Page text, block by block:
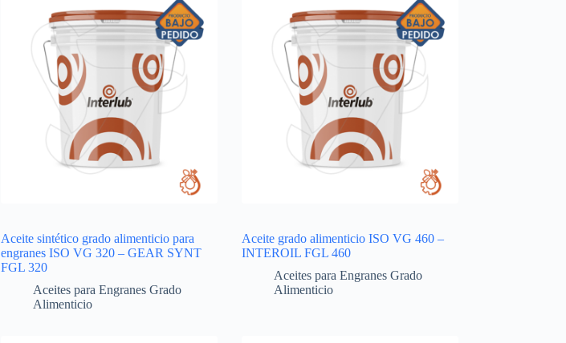
Aceite sintético grado alimenticio para
engranes ISO VG 320 – GEAR SYNT
FGL 320
Aceites para Engranes Grado
Alimenticio
Aceite grado alimenticio ISO VG 460 –
INTEROIL FGL 460
Aceites para Engranes Grado
Alimenticio